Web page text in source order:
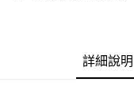
【「AFTEE先享後付」結帳
１．於結帳方式選擇「
詳細說明